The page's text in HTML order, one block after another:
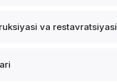
va restavratsiyasi